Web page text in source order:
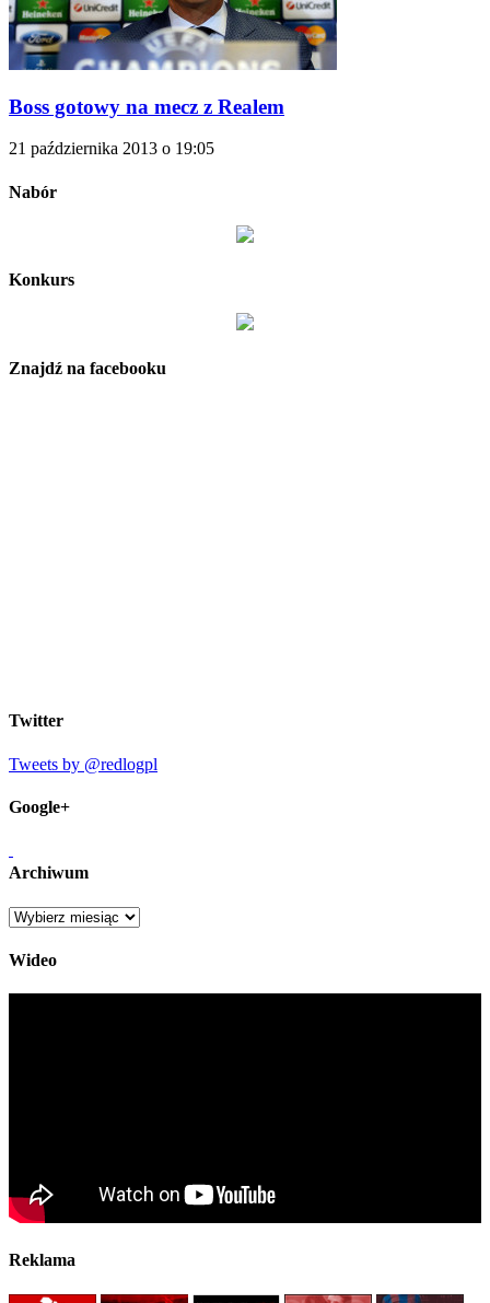
Boss gotowy na mecz z Realem
21 października 2013 o 19:05
Nabór
Konkurs
Znajdź na facebooku
Twitter
Tweets by @redlogpl
Google+
Archiwum
Archiwum
Wideo
Reklama